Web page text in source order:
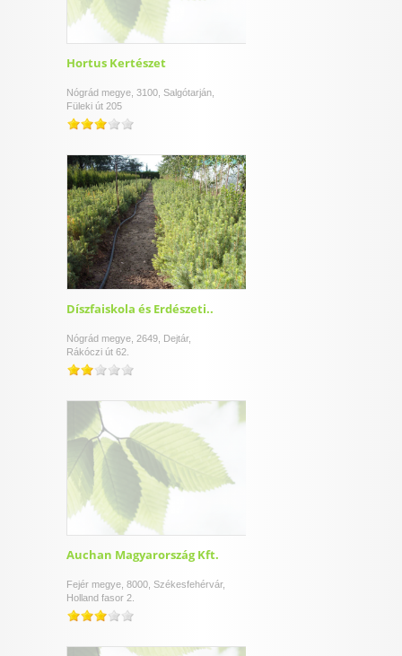
CONFIRM
Data Deletion
Hortus Kertészet
Nógrád megye, 3100, Salgótarján,
Füleki út 205
Díszfaiskola és Erdészeti..
Nógrád megye, 2649, Dejtár,
Rákóczi út 62.
Auchan Magyarország Kft.
Fejér megye, 8000, Székesfehérvár,
Holland fasor 2.